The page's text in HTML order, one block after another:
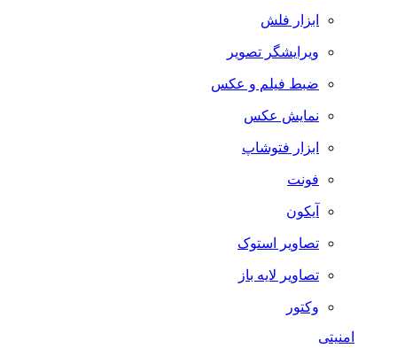
ابزار فلش
ویرایشگر تصویر
ضبط فيلم و عكس
نمایش عکس
ابزار فتوشاپ
فونت
آیکون
تصاویر استوک
تصاویر لایه باز
وکتور
امنیتی